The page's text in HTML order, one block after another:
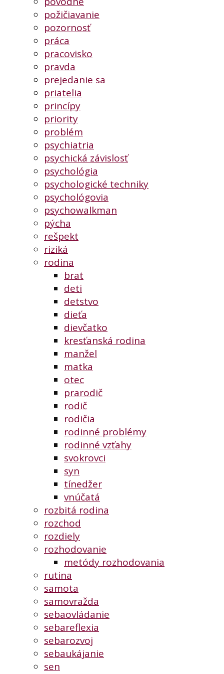
požičiavanie
pozornosť
práca
pracovisko
pravda
prejedanie sa
priatelia
princípy
priority
problém
psychiatria
psychická závislosť
psychológia
psychologické techniky
psychológovia
psychowalkman
pýcha
rešpekt
riziká
rodina
brat
deti
detstvo
dieťa
dievčatko
kresťanská rodina
manžel
matka
otec
prarodič
rodič
rodičia
rodinné problémy
rodinné vzťahy
svokrovci
syn
tínedžer
vnúčatá
rozbitá rodina
rozchod
rozdiely
rozhodovanie
metódy rozhodovania
rutina
samota
samovražda
sebaovládanie
sebareflexia
sebarozvoj
sebaukájanie
sen